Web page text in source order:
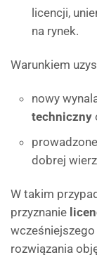
licencji,
na rynek.
Warunkiem
nowy
techniczny
dobrej
W takim
przyznanie
rozwiązania